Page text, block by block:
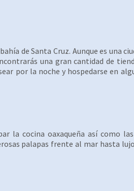
de Santa Cruz. Aunque es una
una gran cantidad de
por la noche y hospedarse en
la cocina oaxaqueña así como las
palapas frente al mar hasta